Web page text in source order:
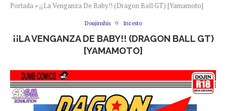
Portada »¡¡La Venganza De Baby!! (Dragon Ball GT) [Yamamoto]
Doujinshis Incesto
¡¡LA VENGANZA DE BABY!! (DRAGON BALL GT)
[YAMAMOTO]